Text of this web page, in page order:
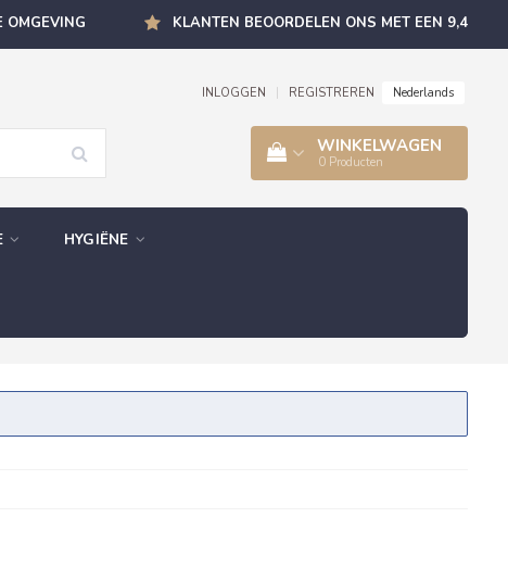
OMGEVING KLANTEN BEOORDELEN ONS MET EEN 9,4
INLOGGEN REGISTREREN Nederlands
WINKELWAGEN
0 Producten
HYGIËNE